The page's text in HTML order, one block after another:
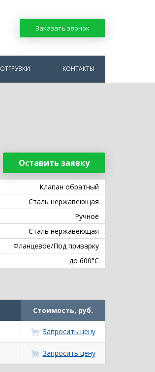
Заказать звонок
ОТГРУЗКИ КОНТАКТЫ
Оставить заявку
Клапан обратный
Сталь нержавеющая
Ручное
Сталь нержавеющая
Фланцевое/Под приварку
до 600°С
Стоимость, руб.
Запросить цену
Запросить цену